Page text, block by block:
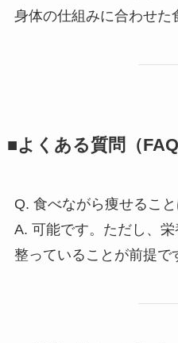
身体の仕組みに合わせた
■よくある質問（FAQ
Q. 食べながら痩せるこ
A. 可能です。ただし、
整っていることが前提で